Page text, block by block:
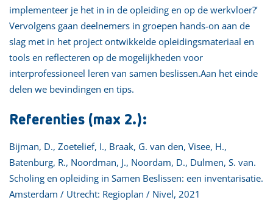
implementeer je het in in de opleiding en op de werkvloer?’
Vervolgens gaan deelnemers in groepen hands-on aan de
slag met in het project ontwikkelde opleidingsmateriaal en
tools en reflecteren op de mogelijkheden voor
interprofessioneel leren van samen beslissen.Aan het einde
delen we bevindingen en tips.
Referenties (max 2.):
Bijman, D., Zoetelief, I., Braak, G. van den, Visee, H.,
Batenburg, R., Noordman, J., Noordam, D., Dulmen, S. van.
Scholing en opleiding in Samen Beslissen: een inventarisatie.
Amsterdam / Utrecht: Regioplan / Nivel, 2021